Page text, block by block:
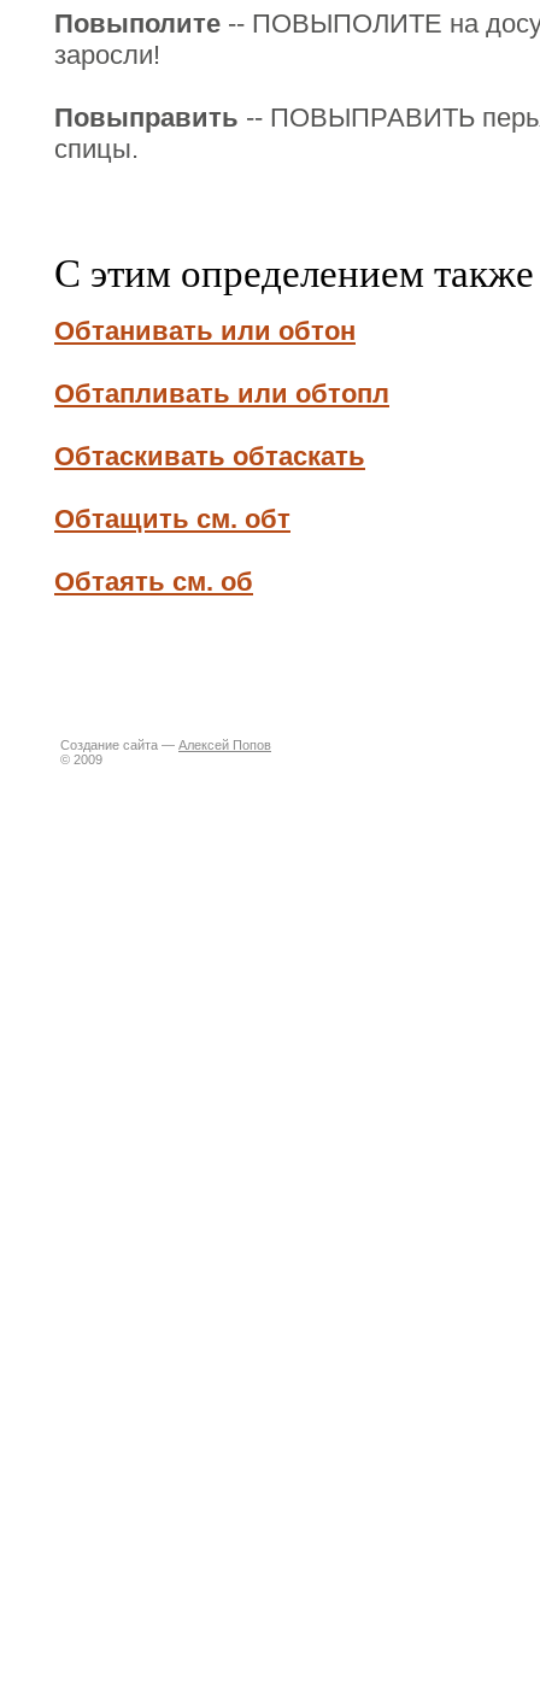
Повыполите -- ПОВЫПОЛИТЕ на
заросли!
Повыправить -- ПОВЫПРАВИТЬ
спицы.
С этим определением
Обтанивать или обтон
Обтапливать или обтопл
Обтаскивать обтаскать
Обтащить см. обт
Обтаять см. об
Создание сайта — Алексей Попов
© 2009